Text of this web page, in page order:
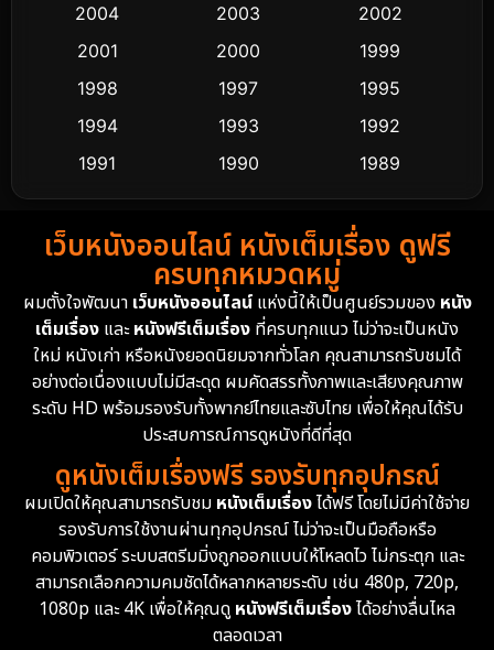
Cult Film
Dance เต้น
Detective สืบสวน
Detective สืบสวน
Disney+ 4
Documentary สารคดี 94
Drama ดราม่า
Dystopian 16
Emotional 61
Epic มหากาพย์ 216
2004
2003
2002
2001
2000
1999
1998
1997
1995
1994
1993
1992
1991
1990
1989
1988
1986
1985
1983
1982
1981
1974
1962
เว็บหนังออนไลน์ หนังเต็มเรื่อง ดูฟรี
ครบทุกหมวดหมู่
ผมตั้งใจพัฒนา เว็บหนังออนไลน์แห่งนี้ให้เป็นศูนย์รวมของ หนัง
เต็มเรื่อง และหนังฟรีเต็มเรื่อง ที่ครบทุกแนว ไม่ว่าจะเป็นหนัง
ใหม่ หนังเก่า หรือหนังยอดนิยมจากทั่วโลก คุณสามารถรับชมได้
อย่างต่อเนื่องแบบไม่มีสะดุด ผมคัดสรรทั้งภาพและเสียงคุณภาพ
ระดับ HD พร้อมรองรับทั้งพากย์ไทยและซับไทย เพื่อให้คุณได้รับ
ประสบการณ์การดูหนังที่ดีที่สุด
ดูหนังเต็มเรื่องฟรี รองรับทุกอุปกรณ์
ผมเปิดให้คุณสามารถรับชม หนังเต็มเรื่องได้ฟรี โดยไม่มีค่าใช้จ่าย
รองรับการใช้งานผ่านทุกอุปกรณ์ ไม่ว่าจะเป็นมือถือหรือ
คอมพิวเตอร์ ระบบสตรีมมิ่งถูกออกแบบให้โหลดไว ไม่กระตุก และ
สามารถเลือกความคมชัดได้หลากหลายระดับ เช่น 480p, 720p,
1080p และ 4K เพื่อให้คุณดูหนังฟรีเต็มเรื่องได้อย่างลื่นไหล
ตลอดเวลา